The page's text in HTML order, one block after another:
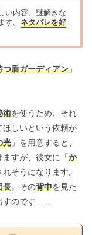
い内容、謎解きな
す。 ネタバレを好
つ盾ガーディアン 」
術を使うため、それ
ほしいという依頼が
光 」を用意すると、
すが、彼女に「か
れそうになります。
長。その背中を見た
すのです……